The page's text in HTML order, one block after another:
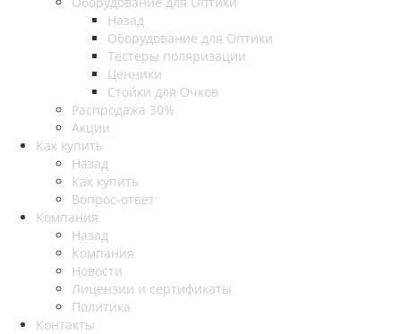
Назад
Оборудование для Оптики
Тестеры поляризации
Ценники
Стойки для Очков
Распродажа 30%
Акции
Как купить
Назад
Как купить
Вопрос-ответ
Компания
Назад
Компания
Новости
Лицензии и сертификаты
Политика
Контакты